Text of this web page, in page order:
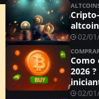
02/
Como
2026
02/